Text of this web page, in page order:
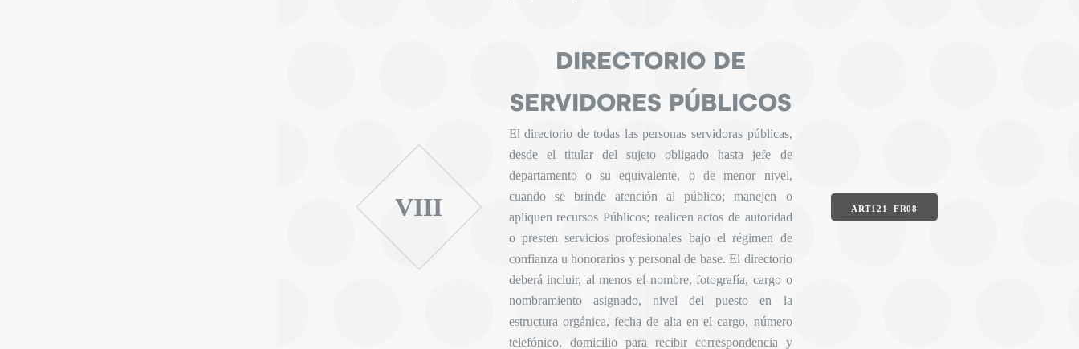
VIII
DIRECTORIO DE
SERVIDORES PÚBLICOS
El directorio de todas las personas servidoras públicas,
desde el titular del sujeto obligado hasta jefe de
departamento o su equivalente, o de menor nivel,
cuando se brinde atención al público; manejen o
apliquen recursos Públicos; realicen actos de autoridad
o presten servicios profesionales bajo el régimen de
confianza u honorarios y personal de base. El directorio
deberá incluir, al menos el nombre, fotografía, cargo o
nombramiento asignado, nivel del puesto en la
estructura orgánica, fecha de alta en el cargo, número
telefónico, domicilio para recibir correspondencia y
ART121_FR08